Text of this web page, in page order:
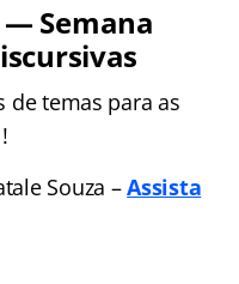
— Semana
de temas para as
Souza –Assista